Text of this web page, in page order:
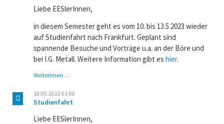
Liebe EESlerInnen,
in diesem Semester geht es vom 10. bis 13.5.2023 wieder
auf Studienfahrt nach Frankfurt. Geplant sind
spannende Besuche und Vorträge u.a. an der Böre und
bei I.G. Metall. Weitere Information gibt es hier.
Weiterlesen …Studienfahrt
Frankfurt
18.05.2022 01:00
Studienfahrt
Liebe EESlerInnen,